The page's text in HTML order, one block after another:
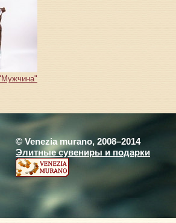
© Venezia murano, 2008–2014
Элитные сувениры и подарки